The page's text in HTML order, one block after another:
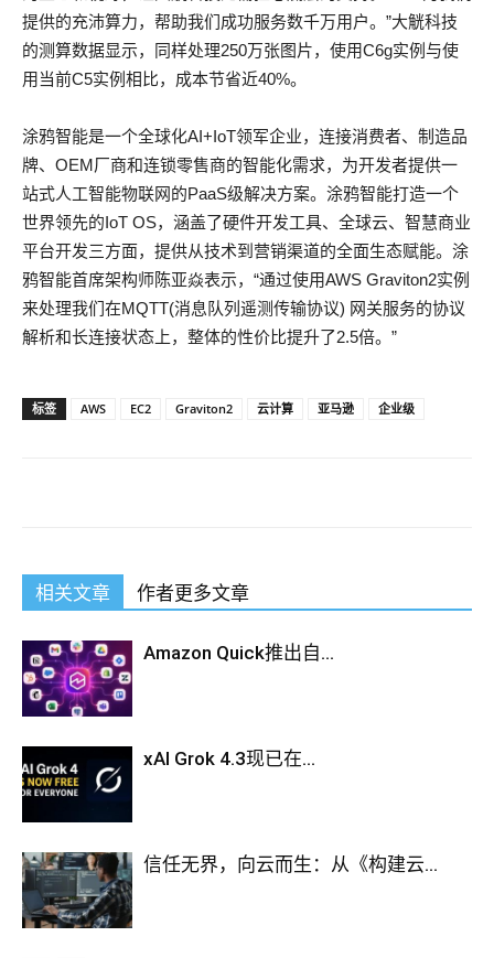
提供的充沛算力，帮助我们成功服务数千万用户。”大觥科技
的测算数据显示，同样处理250万张图片，使用C6g实例与使
用当前C5实例相比，成本节省近40%。
涂鸦智能是一个全球化AI+IoT领军企业，连接消费者、制造品
牌、OEM厂商和连锁零售商的智能化需求，为开发者提供一
站式人工智能物联网的PaaS级解决方案。涂鸦智能打造一个
世界领先的IoT OS，涵盖了硬件开发工具、全球云、智慧商业
平台开发三方面，提供从技术到营销渠道的全面生态赋能。涂
鸦智能首席架构师陈亚焱表示，“通过使用AWS Graviton2实例
来处理我们在MQTT(消息队列遥测传输协议) 网关服务的协议
解析和长连接状态上，整体的性价比提升了2.5倍。”
标签 AWS EC2 Graviton2 云计算 亚马逊 企业级
相关文章 作者更多文章
Amazon Quick推出自...
xAI Grok 4.3现已在...
信任无界，向云而生：从《构建云...